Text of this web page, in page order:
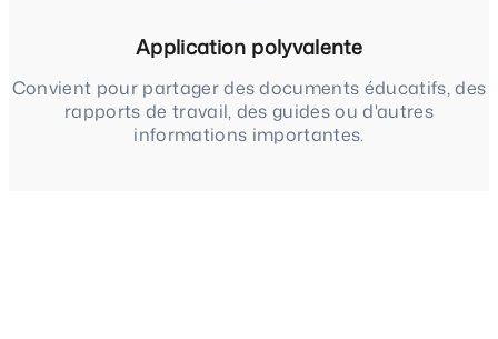
Application polyvalente
Convient pour partager des documents éducatifs, des
rapports de travail, des guides ou d'autres
informations importantes.